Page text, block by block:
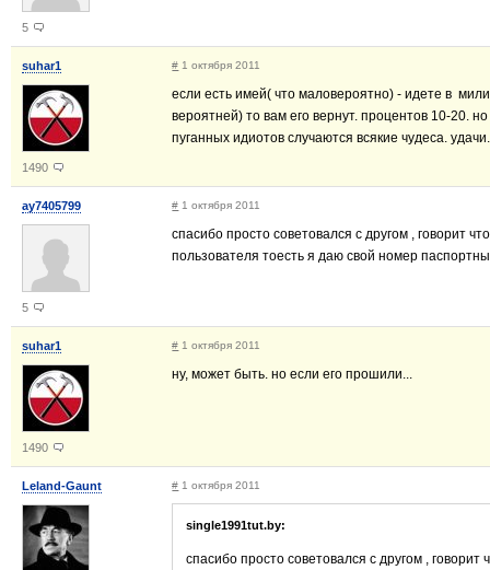
5
suhar1
1490
# 1 октября 2011
если есть имей( что маловероятно) - идете в
вероятней) то вам его вернут. процентов 10-20.
пуганных идиотов случаются всякие чудеса. удачи.
ay7405799
5
# 1 октября 2011
спасибо просто советовался с другом , говорит
пользователя тоесть я даю свой номер
suhar1
1490
# 1 октября 2011
ну, может быть. но если его прошили...
Leland-Gaunt # 1 октября 2011
single1991tut.by:
спасибо просто советовался с другом ,